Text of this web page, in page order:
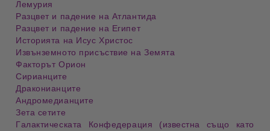
Лемурия
Разцвет и падение на Атлантида
Разцвет и падение на Египет
Историята на Исус Христос
Извънземното присъствие на Земята
Факторът Орион
Сирианците
Драконианците
Андромедианците
Зета сетите
Галактическата Конфедерация (известна също като